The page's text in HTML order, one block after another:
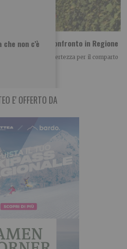
non c’è
le richieste dal confronto in Regione
fattori di incertezza per il comparto
E' OFFERTO DA